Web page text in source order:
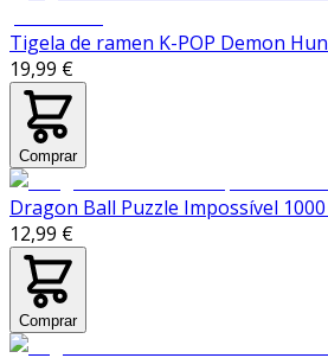
Tigela de ramen K-POP Demon
19,99 €
Comprar
Dragon Ball Puzzle Impossível 1000
12,99 €
Comprar